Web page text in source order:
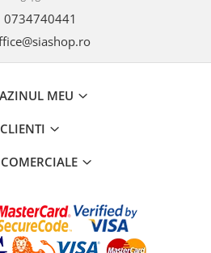
0734740441
MEU
CLIENTI